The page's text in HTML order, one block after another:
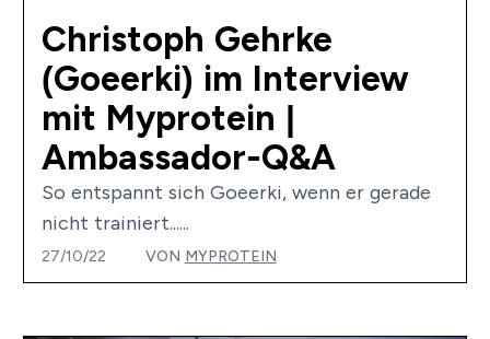
Christoph Gehrke
(Goeerki) im Interview
mit Myprotein |
Ambassador-Q&A
So entspannt sich Goeerki, wenn er gerade
nicht trainiert......
27/10/22 VON MYPROTEIN